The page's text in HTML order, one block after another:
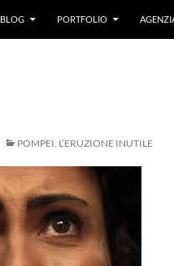
BLOG PORTFOLIO
POMPEI, L’ERUZIONE INUTILE